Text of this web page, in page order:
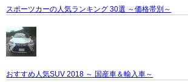
スポーツカーの人気ランキング 30選 ～価格帯別～
おすすめ人気SUV 2018 ～ 国産車＆輸入車～